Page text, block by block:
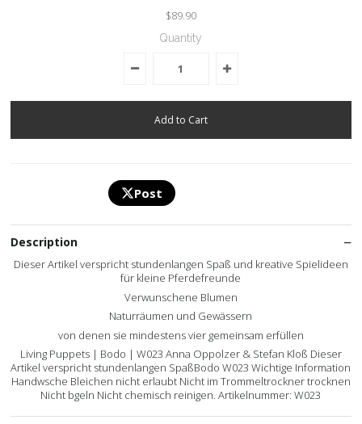
$89.90
Quantity
Post
Description
Dieser Artikel verspricht stundenlangen Spaß und kreative Spielideen
für kleine Pferdefreunde
Verwunschene Blumen
Naturräumen und Gewässern
von denen sie mindestens vier gemeinsam erfüllen
Living Puppets | Bodo | W023 Anna Oppolzer & Stefan Kloß Dieser
Artikel verspricht stundenlangen SpaßBodo W023 Wichtige Information
Handwsche Bleichen nicht erlaubt Nicht im Trommeltrockner trocknen
Nicht bgeln Nicht chemisch reinigen. Artikelnummer: W023